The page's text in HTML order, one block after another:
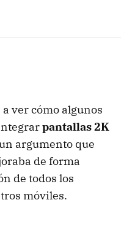
ver cómo algunos
pantallas 2K
argumento que
de forma
de todos los
móviles.